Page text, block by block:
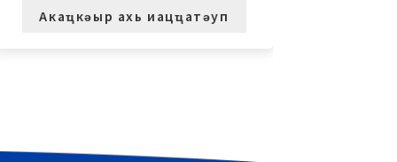
Акаҵкәыр ахь иацҵатәуп